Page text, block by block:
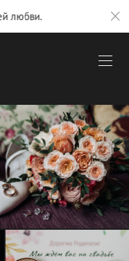
Фотографии,